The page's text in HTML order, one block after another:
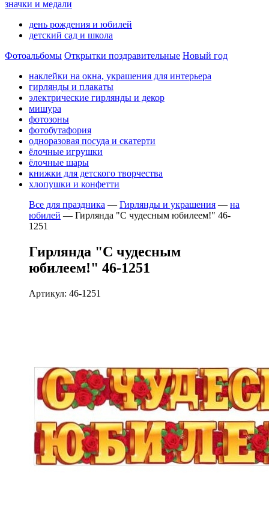
значки и медали
день рождения и юбилей
детский сад и школа
Фотоальбомы Открытки поздравительные Новый год
наклейки на окна, украшения для интерьера
гирлянды и плакаты
электрические гирлянды и декор
мишура
фотозоны
фотобутафория
одноразовая посуда и скатерти
ёлочные игрушки
ёлочные шары
книжки для детского творчества
хлопушки и конфетти
Все для праздника — Гирлянды и украшения — на
юбилей — Гирлянда "С чудесным юбилеем!" 46-
1251
Гирлянда "С чудесным
юбилеем!" 46-1251
Артикул: 46-1251